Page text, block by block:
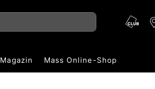
Magazin Mass Online-Shop